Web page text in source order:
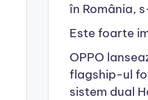
în România,
Este foarte
OPPO
flagship-ul
sistem dual